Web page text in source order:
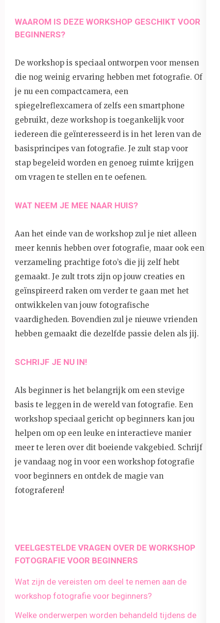
WAAROM IS DEZE WORKSHOP GESCHIKT VOOR
BEGINNERS?
De workshop is speciaal ontworpen voor mensen
die nog weinig ervaring hebben met fotografie. Of
je nu een compactcamera, een
spiegelreflexcamera of zelfs een smartphone
gebruikt, deze workshop is toegankelijk voor
iedereen die geïnteresseerd is in het leren van de
basisprincipes van fotografie. Je zult stap voor
stap begeleid worden en genoeg ruimte krijgen
om vragen te stellen en te oefenen.
WAT NEEM JE MEE NAAR HUIS?
Aan het einde van de workshop zul je niet alleen
meer kennis hebben over fotografie, maar ook een
verzameling prachtige foto’s die jij zelf hebt
gemaakt. Je zult trots zijn op jouw creaties en
geïnspireerd raken om verder te gaan met het
ontwikkelen van jouw fotografische
vaardigheden. Bovendien zul je nieuwe vrienden
hebben gemaakt die dezelfde passie delen als jij.
SCHRIJF JE NU IN!
Als beginner is het belangrijk om een stevige
basis te leggen in de wereld van fotografie. Een
workshop speciaal gericht op beginners kan jou
helpen om op een leuke en interactieve manier
meer te leren over dit boeiende vakgebied. Schrijf
je vandaag nog in voor een workshop fotografie
voor beginners en ontdek de magie van
fotograferen!
VEELGESTELDE VRAGEN OVER DE WORKSHOP
FOTOGRAFIE VOOR BEGINNERS
Wat zijn de vereisten om deel te nemen aan de
workshop fotografie voor beginners?
Welke onderwerpen worden behandeld tijdens de